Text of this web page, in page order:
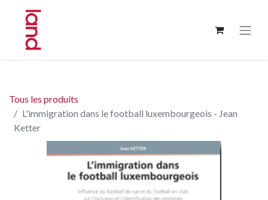
Tous les produits
L'immigration dans le football luxembourgeois - Jean
Ketter